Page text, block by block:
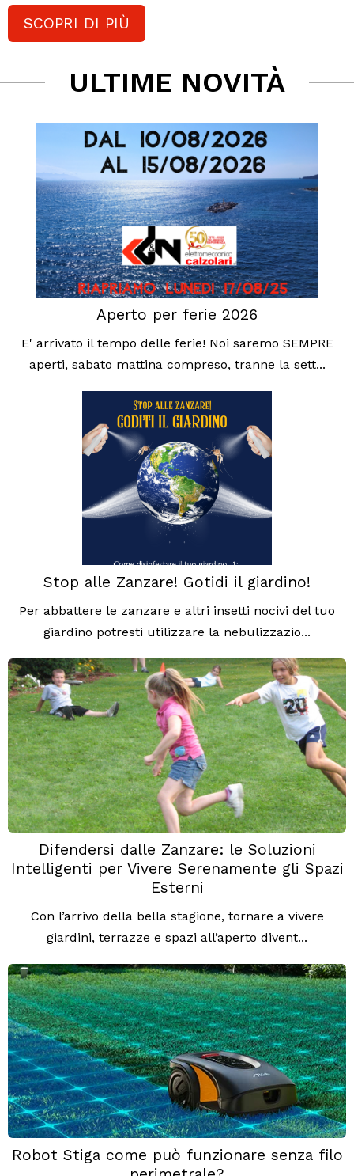
SCOPRI DI PIÙ
ULTIME NOVITÀ
Aperto per ferie 2026
E' arrivato il tempo delle ferie! Noi saremo SEMPRE
aperti, sabato mattina compreso, tranne la sett...
Stop alle Zanzare! Gotidi il giardino!
Per abbattere le zanzare e altri insetti nocivi del tuo
giardino potresti utilizzare la nebulizzazio...
Difendersi dalle Zanzare: le Soluzioni
Intelligenti per Vivere Serenamente gli Spazi
Esterni
Con l’arrivo della bella stagione, tornare a vivere
giardini, terrazze e spazi all’aperto divent...
Robot Stiga come può funzionare senza filo